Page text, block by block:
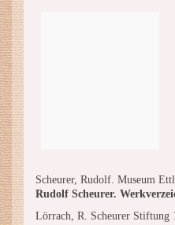
Scheurer, Rudolf. Museum
Rudolf Scheurer.
Lörrach, R. Scheurer Stiftung